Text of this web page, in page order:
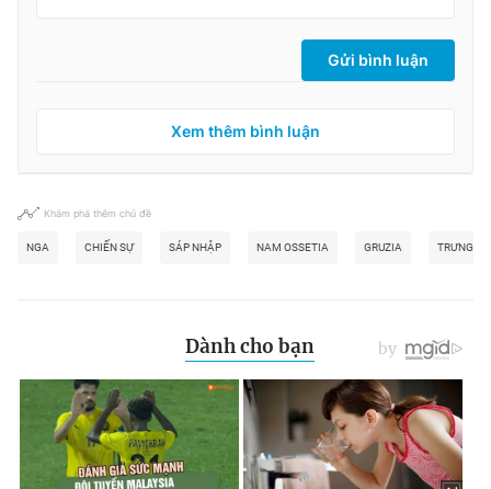
Gửi bình luận
Xem thêm bình luận
Khám phá thêm chủ đề
NGA CHIẾN SỰ SÁP NHẬP NAM OSSETIA GRUZIA TRƯNG